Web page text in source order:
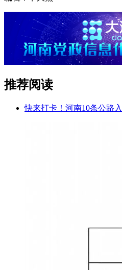
推荐阅读
快来打卡！河南10条公路